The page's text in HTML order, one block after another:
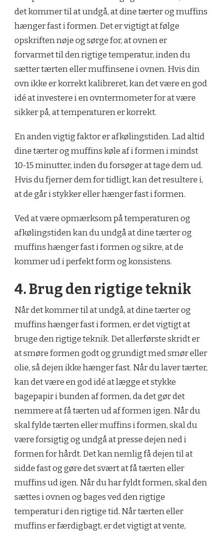
det kommer til at undgå, at dine tærter og muffins
hænger fast i formen. Det er vigtigt at følge
opskriften nøje og sørge for, at ovnen er
forvarmet til den rigtige temperatur, inden du
sætter tærten eller muffinsene i ovnen. Hvis din
ovn ikke er korrekt kalibreret, kan det være en god
idé at investere i en ovntermometer for at være
sikker på, at temperaturen er korrekt.
En anden vigtig faktor er afkølingstiden. Lad altid
dine tærter og muffins køle af i formen i mindst
10-15 minutter, inden du forsøger at tage dem ud.
Hvis du fjerner dem for tidligt, kan det resultere i,
at de går i stykker eller hænger fast i formen.
Ved at være opmærksom på temperaturen og
afkølingstiden kan du undgå at dine tærter og
muffins hænger fast i formen og sikre, at de
kommer ud i perfekt form og konsistens.
4. Brug den rigtige teknik
Når det kommer til at undgå, at dine tærter og
muffins hænger fast i formen, er det vigtigt at
bruge den rigtige teknik. Det allerførste skridt er
at smøre formen godt og grundigt med smør eller
olie, så dejen ikke hænger fast. Når du laver tærter,
kan det være en god idé at lægge et stykke
bagepapir i bunden af formen, da det gør det
nemmere at få tærten ud af formen igen. Når du
skal fylde tærten eller muffins i formen, skal du
være forsigtig og undgå at presse dejen ned i
formen for hårdt. Det kan nemlig få dejen til at
sidde fast og gøre det svært at få tærten eller
muffins ud igen. Når du har fyldt formen, skal den
sættes i ovnen og bages ved den rigtige
temperatur i den rigtige tid. Når tærten eller
muffins er færdigbagt, er det vigtigt at vente,